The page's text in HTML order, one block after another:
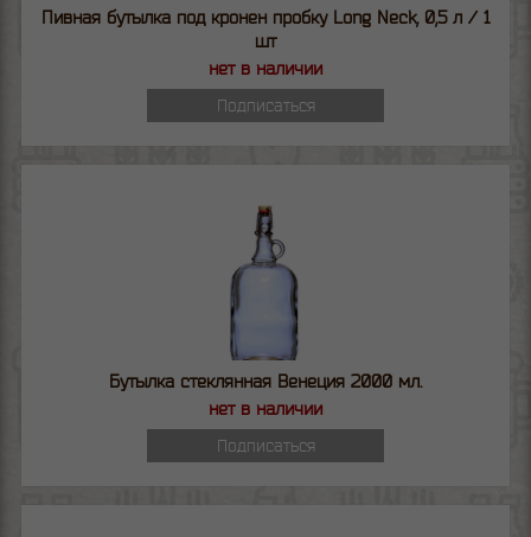
Пивная бутылка под кронен пробку Long Neck, 0,5 л / 1
шт
нет в наличии
Подписаться
Бутылка стеклянная Венеция 2000 мл.
нет в наличии
Подписаться